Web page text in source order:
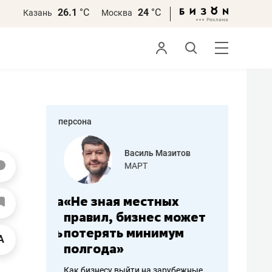
Казань 26.1 °С Москва 24 °С
персона
работа
Василь Мазитов
МАРТ
«Не зная местных
правил, бизнес может
потерять минимум
полгода»